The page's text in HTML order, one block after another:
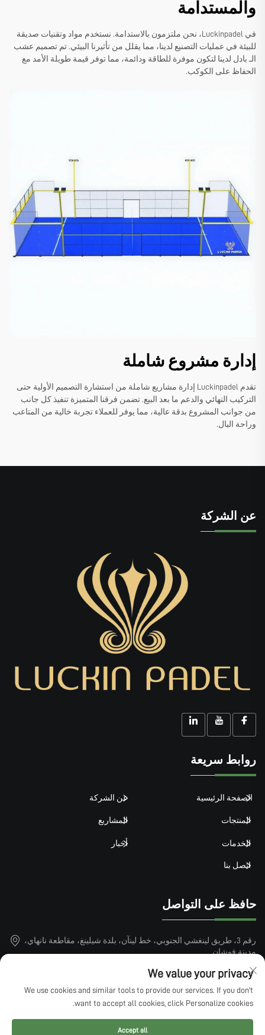
والمستدامة
في Luckinpadel، نحن ملتزمون بالاستدامة. نستخدم مواد وتقنيات صديقة
للبيئة في عمليات التصنيع لدينا، مما يقلل من تأثيرنا البيئي. تم تصميم عشب
الـ بادل لدينا لتكون موفرة للطاقة ودائمة، مما توفر قيمة طويلة الأمد مع
الحفاظ على الكوكب.
إدارة مشروع شاملة
تقدم Luckinpadel إدارة مشاريع شاملة من استشارة التصميم الأولية حتى
التركيب النهائي والدعم ما بعد البيع. تضمن فرقنا المتميزة تنفيذ كل جانب
من جوانب المشروع بدقة عالية، مما يوفر للعملاء تجربة خالية من المتاعب
وراحة البال.
عن الشركة
روابط سريعة
الصفحة الرئيسية عن الشركة
المنتجات المشاريع
الخدمات أخبار
اتصل بنا
حافظ على التواصل
رقم 3، طريق لينغشي الجنوبي، خط لينآن، بلدة شيلينغ، مقاطعة نانهاي،
مدينة فوشان
+86-15913101899
We value your privacy
We use cookies and similar tools to provide our services. If you don't
want to accept all cookies, click Personalize cookies.
Accept all